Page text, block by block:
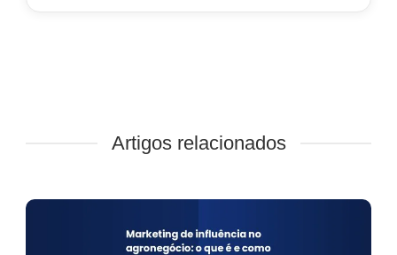
Artigos relacionados